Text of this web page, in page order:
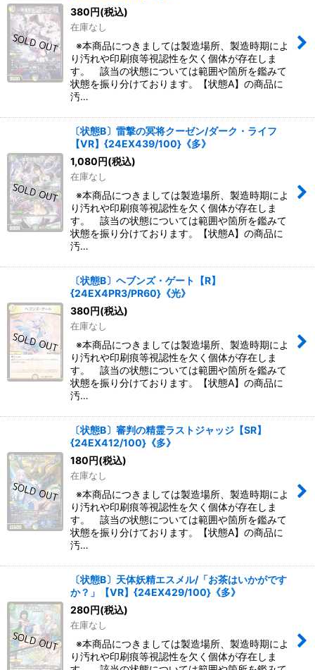
380 円(税込)
在庫なし
※本商品につきましては製造場所、製造時期によ
り汚れや印刷痕等視認性を欠く個体が存在しま
す。 該当の状態については範囲や箇所を鑑みて
状態を振り分けております。【状態A】の商品に
汚…
〔状態B〕雷撃の冥将クーゼン/ダーク・ライフ
【VR】{24EX439/100}《多》
1,080 円(税込)
在庫なし
※本商品につきましては製造場所、製造時期によ
り汚れや印刷痕等視認性を欠く個体が存在しま
す。 該当の状態については範囲や箇所を鑑みて
状態を振り分けております。【状態A】の商品に
汚…
〔状態B〕ヘブンズ・ゲート【R】
{24EX4PR3/PR60}《光》
380 円(税込)
在庫なし
※本商品につきましては製造場所、製造時期によ
り汚れや印刷痕等視認性を欠く個体が存在しま
す。 該当の状態については範囲や箇所を鑑みて
状態を振り分けております。【状態A】の商品に
汚…
〔状態B〕審判の精霊ラストジャッジ【SR】
{24EX412/100}《多》
180 円(税込)
在庫なし
※本商品につきましては製造場所、製造時期によ
り汚れや印刷痕等視認性を欠く個体が存在しま
す。 該当の状態については範囲や箇所を鑑みて
状態を振り分けております。【状態A】の商品に
汚…
〔状態B〕天体妖精エスメル/「お茶はいかがです
か？」【VR】{24EX429/100}《多》
280 円(税込)
在庫なし
※本商品につきましては製造場所、製造時期によ
り汚れや印刷痕等視認性を欠く個体が存在しま